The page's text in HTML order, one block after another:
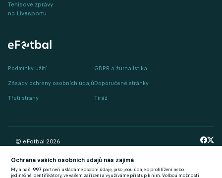
Tenisové zprávy
na Livesportu
Podmínky užití
Zásady ochrany osobních údajů
Třetí strany
GDPR a žurnalistika
Doporučené stránky
Tiráž
© eFotbal 2026
Ochrana vašich osobních údajů nás zajímá
My a naši997 partneři ukládáme osobní údaje, jako jsou údaje o prohlížení nebo
jedinečné identifikátory, ve vašem zařízení a využíváme přístup k nim. Volbou možnosti